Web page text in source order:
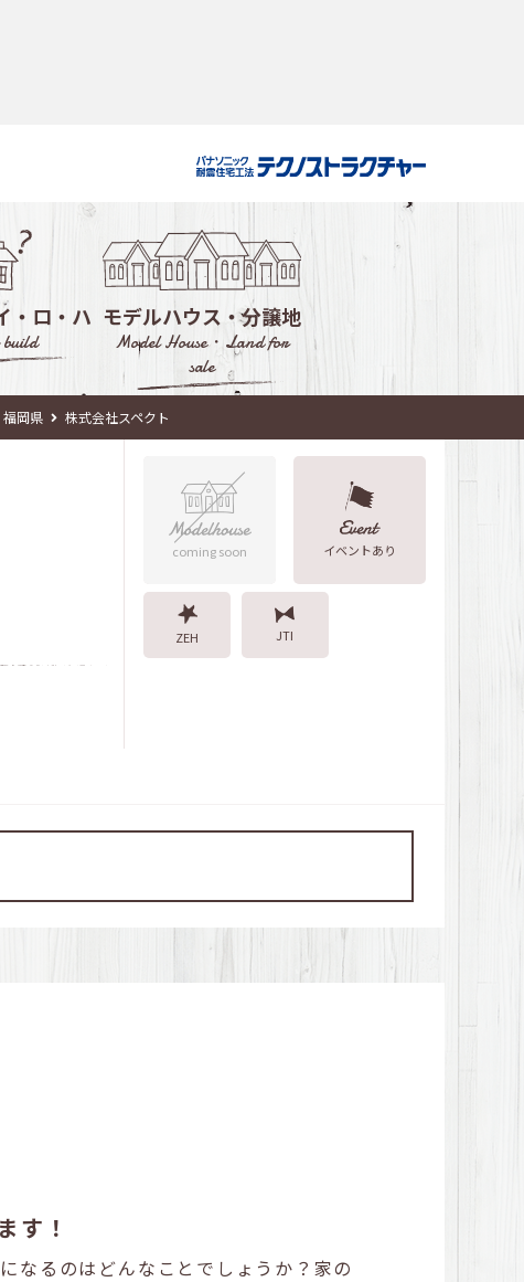
・ロ・ハ
ルハウス
ギは「断熱」
モデルハウス・分譲地
Model House・Land for
sale
福岡県 株式会社スペクト
coming soon イベントあり
ZEH JTI
す！
なるのはどんなことでしょうか？家の